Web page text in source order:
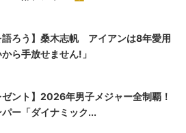
語ろう】桑木志帆 アイアンは8年愛用
から手放せません!」
ゼント】2026年男子メジャー全制覇！
パー「ダイナミック...